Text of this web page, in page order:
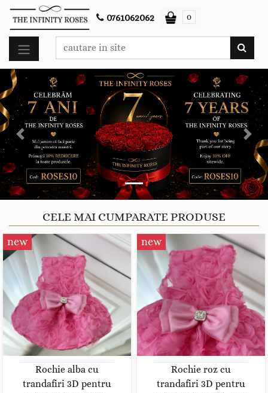
0761062062 0
Previous Next
CELE MAI CUMPARATE PRODUSE
new
Rochie alba cu
trandafiri 3D pentru
new
Rochie roz cu
trandafiri 3D pentru